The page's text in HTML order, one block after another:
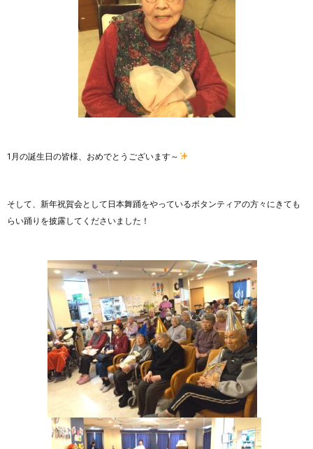
1月の誕生日の皆様、おめでとうございます～
そして、新年祝賀会として日本舞踊をやっているボタンティアの方々にきても
らい踊りを披露してくださいました！